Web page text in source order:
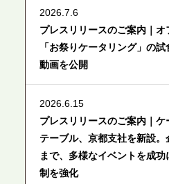
2026.7.6
プレスリリースのご案内｜
「お祭りケータリング」の
動画を公開
2026.6.15
プレスリリースのご案内｜
テーブル、京都支社を新設
まで、多様なイベントを成
制を強化